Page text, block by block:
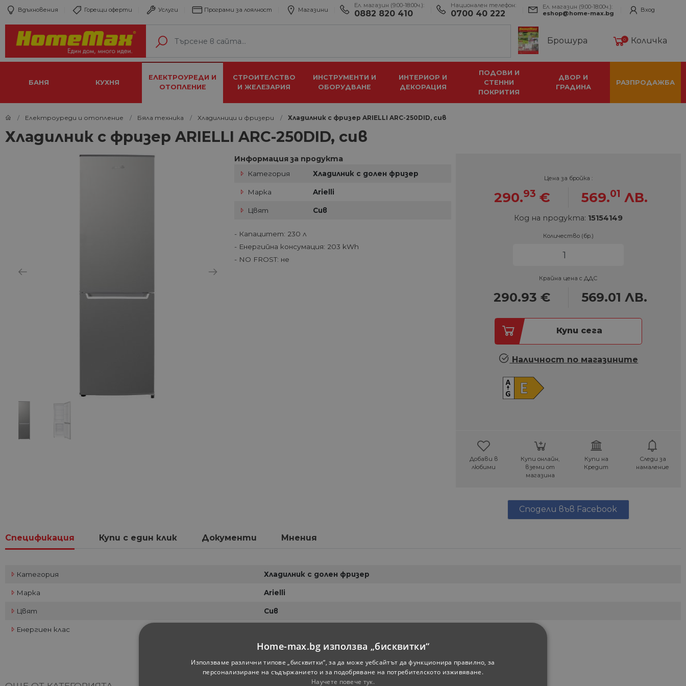
Вдъхновения Горещи оферти Услуги Програми за лоялност Магазини
Ел. магазин (9:00-18:00ч.):
0882 820 410
Национален телефон:
0700 40 222
Ел. магазин (9:00-18:00ч.):
eshop@home-max.bg
Вход
Брошура 0 Количка
БАНЯ КУХНЯ
ЕЛЕКТРОУРЕДИ И
ОТОПЛЕНИЕ
СТРОИТЕЛСТВО
И ЖЕЛЕЗАРИЯ
ИНСТРУМЕНТИ И
ОБОРУДВАНЕ
ИНТЕРИОР И
ДЕКОРАЦИЯ
ПОДОВИ И
СТЕННИ
ПОКРИТИЯ
ДВОР И
ГРАДИНА
РАЗПРОДАЖБА
Електроуреди и отопление Бяла техника Хладилници и фризери Хладилник с фризер ARIELLI ARC-250DID, сив
Хладилник с фризер ARIELLI ARC-250DID, сив
Информация за продукта
Категория Хладилник с долен фризер
Марка Arielli
Цвят Сив
- Капацитет: 230 л
- Енергийна консумация: 203 kWh
- NO FROST: не
Цена за бройка :
290.93 € 569.01 ЛВ.
Код на продукта: 15154149
Количество (бр.)
Крайна цена с ДДС
290.93 € 569.01 ЛВ.
Купи сега
Наличност по магазините
Добави в
любими
Купи онлайн,
вземи от
магазина
Купи на
Кредит
Следи за
намаление
Сподели във Facebook
Спецификация Купи с един клик Документи Мнения
Категория Хладилник с долен фризер
Марка Arielli
Цвят Сив
Енергиен клас
Home-max.bg използва „бисквитки“
Използваме различни типове „бисквитки“, за да може уебсайтът да функционира правилно, за
персонализиране на съдържанието и за подобряване на потребителското изживяване.
Научете повече тук.